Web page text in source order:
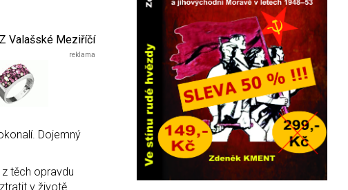
Valašské Meziříčí
Dojemný
těch opravdu
v životě